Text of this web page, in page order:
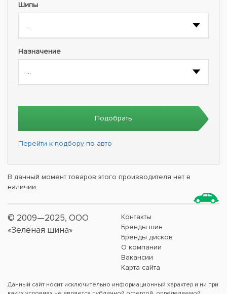
Шипы
Назначение
Подобрать
Перейти к подбору по авто
В данный момент товаров этого производителя нет в
наличии.
© 2009—2025, ООО
«Зелёная шина»
Контакты
Бренды шин
Бренды дисков
О компании
Вакансии
Карта сайта
Данный сайт носит исключительно информационный характер и ни при